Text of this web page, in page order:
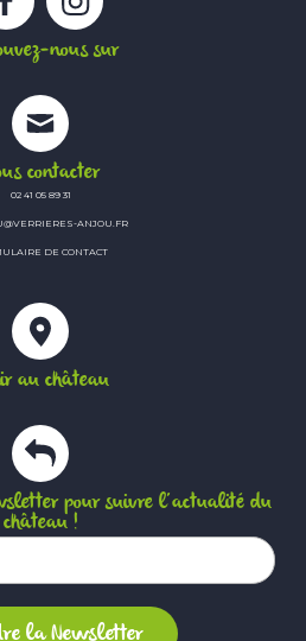
nous sur
contacter
02 41 05 89 31
ANJOU.FR
DE CONTACT
au château
pour suivre l’actualité du
château !